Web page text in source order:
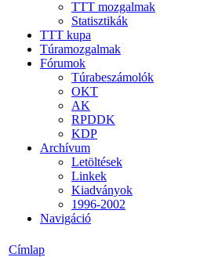
TTT mozgalmak
Statisztikák
TTT kupa
Túramozgalmak
Fórumok
Túrabeszámolók
OKT
AK
RPDDK
KDP
Archívum
Letöltések
Linkek
Kiadványok
1996-2002
Navigáció
Címlap